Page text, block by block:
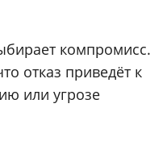
компромисс.
отказ приведёт к
или угрозе